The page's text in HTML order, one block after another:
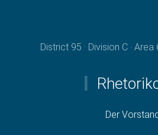
District 95 · Division C ·
Der